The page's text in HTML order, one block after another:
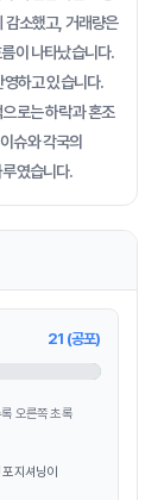
감소했고, 거래량은
이 나타났습니다.
하고 있습니다.
로는 하락과 혼조
슈와 각국의
였습니다.
21 (공포)
오른쪽 초록
포지셔닝이